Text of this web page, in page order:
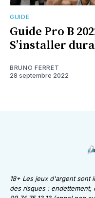
GUIDE
Guide Pro B
S’installer
BRUNO FERRET
28 septembre 2022
18+ Les jeux d'argent sont
des risques : endettement,